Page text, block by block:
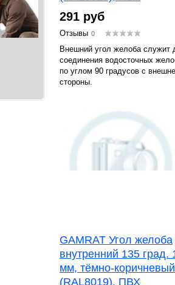
291 руб
Отзывы 0
Внешний угол желоба служит
соединения водосточных
по углом 90 градусов с
стороны.
GAMRAT Угол желоба
внутренний 135 град.
мм, тёмно-коричневый
(RAL8019), ПВХ